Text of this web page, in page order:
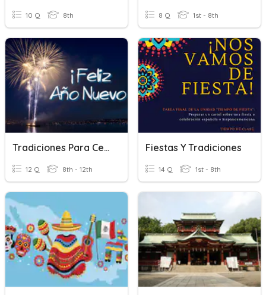
10 Q 8th 8 Q 1st - 8th
Tradiciones Para Celebrar El Ano Nuevo
12 Q 8th - 12th
Fiestas Y Tradiciones
14 Q 1st - 8th